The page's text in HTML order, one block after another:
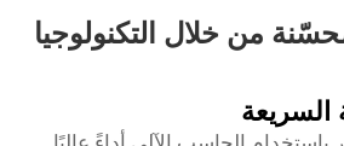
من خلال التكنولوجيا
السريعة